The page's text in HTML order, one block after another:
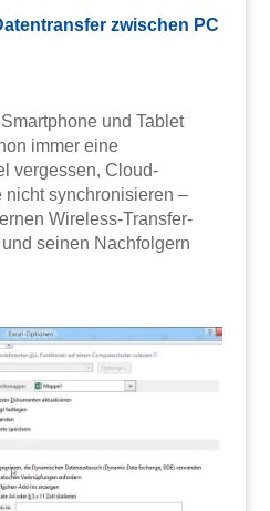
zwischen PC
und Tablet
immer eine
vergessen, Cloud-
nicht synchronisieren –
Wireless-Transfer-
seinen Nachfolgern